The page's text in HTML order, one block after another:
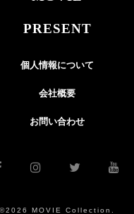
PRESENT
個人情報について
会社概要
お問い合わせ
©2026 MOVIE Collection.